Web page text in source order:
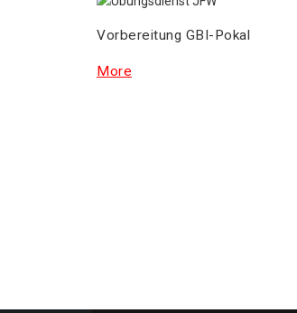
Vor­be­rei­tung GBI-Pokal
More